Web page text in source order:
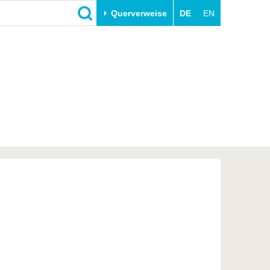
Querverweise DE EN
Innovative Transferprojekte
BTU & Region erleben